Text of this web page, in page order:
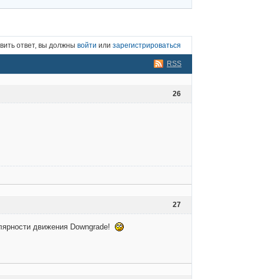
ответ, вы должны войти или зарегистрироваться
RSS
26
27
движения Downgrade!